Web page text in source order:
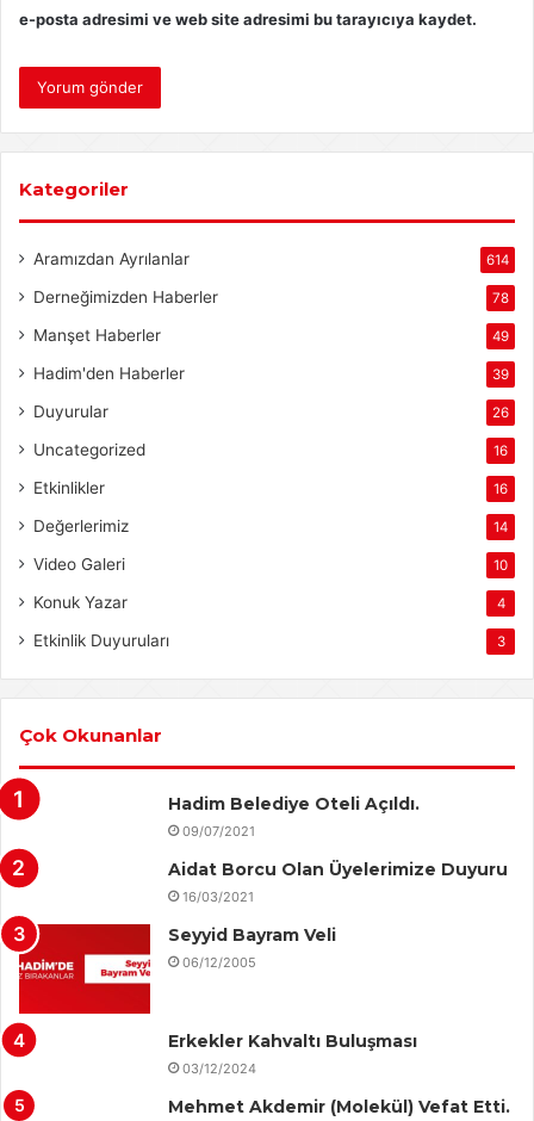
e-posta adresimi ve web site adresimi bu tarayıcıya kaydet.
Kategoriler
Aramızdan Ayrılanlar 614
Derneğimizden Haberler 78
Manşet Haberler 49
Hadim'den Haberler 39
Duyurular 26
Uncategorized 16
Etkinlikler 16
Değerlerimiz 14
Video Galeri 10
Konuk Yazar 4
Etkinlik Duyuruları 3
Çok Okunanlar
Hadim Belediye Oteli Açıldı.
09/07/2021
Aidat Borcu Olan Üyelerimize Duyuru
16/03/2021
Seyyid Bayram Veli
06/12/2005
Erkekler Kahvaltı Buluşması
03/12/2024
Mehmet Akdemir (Molekül) Vefat Etti.